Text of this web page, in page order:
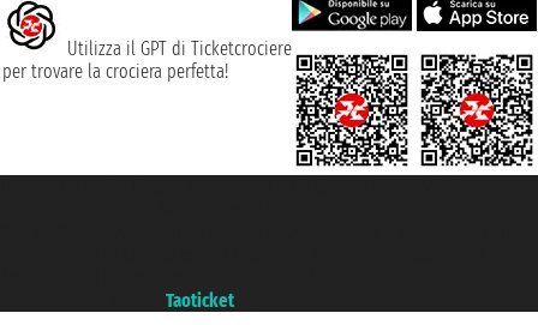
Utilizza il GPT di Ticketcrociere
per trovare la crociera perfetta!
Taoticket